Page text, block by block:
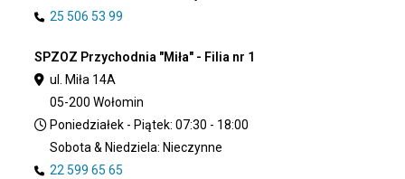
25 506 53 99
SPZOZ Przychodnia "Miła" - Filia nr 1
ul. Miła 14A
05-200 Wołomin
Poniedziałek - Piątek: 07:30 - 18:00
Sobota & Niedziela: Nieczynne
22 599 65 65